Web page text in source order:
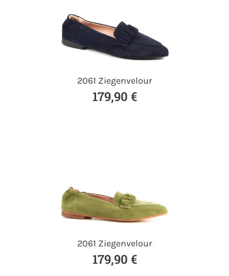
2061 Ziegenvelour
179,90 €
2061 Ziegenvelour
179,90 €